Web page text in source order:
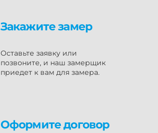
Закажите замер
Оставьте заявку или
позвоните, и наш замерщик
приедет к вам для замера.
Оформите договор